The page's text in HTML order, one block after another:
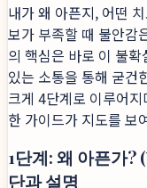
내가 왜 아픈지, 어떤
보가 부족할 때 불안감
의 핵심은 바로 이 불
있는 소통을 통해 굳건
크게 4단계로 이루어
한 가이드가 지도를 보
1단계: 왜 아픈가
단과 설명